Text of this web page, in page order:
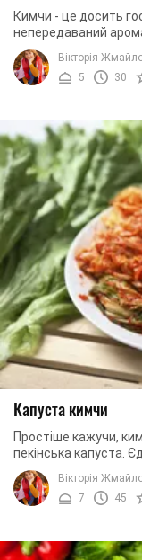
Кимчи - це досить
непередаваний
культуру, то почніть з
Вікторія
5
30
Капуста кимчи
Простіше кажучи,
пекінська капуста.
квашеною капустою
Вікторія
7
45